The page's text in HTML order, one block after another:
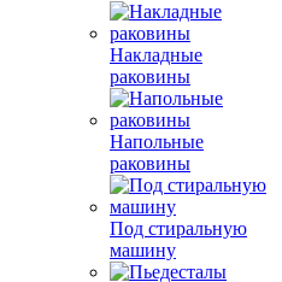
Накладные
раковины
Напольные
раковины
Под стиральную
машину